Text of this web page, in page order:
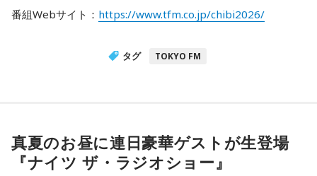
番組Webサイト： https://www.tfm.co.jp/chibi2026/
タグ TOKYO FM
真夏のお昼に連日豪華ゲストが生登場
『ナイツ ザ・ラジオショー』